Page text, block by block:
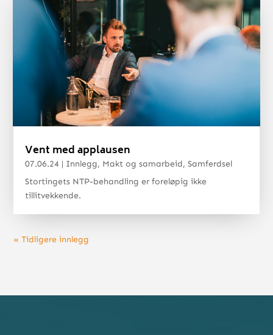
Vent med applausen
07.06.24 | Innlegg, Makt og samarbeid,Samferdsel
Stortingets NTP-behandling er foreløpig ikke
tillitvekkende.
« Tidligere innlegg